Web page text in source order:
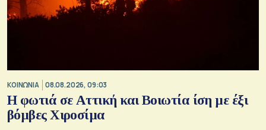
ΚΟΙΝΩΝΙΑ 08.08.2026, 09:03
Η φωτιά σε Αττική και Βοιωτία ίση με έξι
βόμβες Χιροσίμα